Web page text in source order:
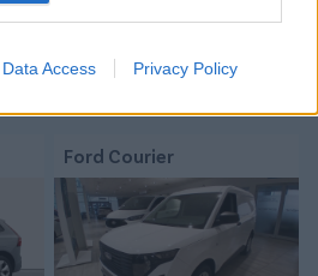
Data Access Privacy Policy
Ford Courier